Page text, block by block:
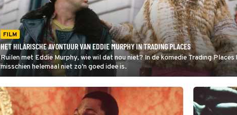
FILM
HET HILARISCHE AVONTUUR VAN EDDIE MURPHY IN TRADING PLACES
Ruilen met Eddie Murphy, wie wil dat nou niet? In de komedie Trading
misschien helemaal niet zo'n goed idee is.